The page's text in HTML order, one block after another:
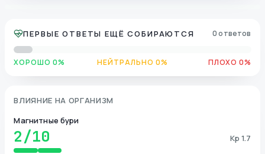
ПЕРВЫЕ ОТВЕТЫ ЕЩЁ СОБИРАЮТСЯ 0 ответов
ХОРОШО 0% НЕЙТРАЛЬНО 0% ПЛОХО 0%
ВЛИЯНИЕ НА ОРГАНИЗМ
Магнитные бури
2/10 Kp 1.7